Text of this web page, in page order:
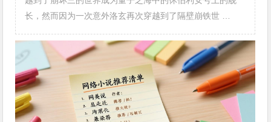
长，然而因为一次意外洛玄再次穿越到了隔壁崩铁世 …